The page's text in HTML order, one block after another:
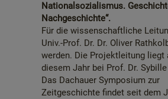
Nationalsozialismus.
Nachgeschichte“.
Für die wissenschaftliche
Univ.-Prof. Dr. Dr. Oliver
werden. Die Projektleitung liegt
diesem Jahr bei Prof. Dr.
Das Dachauer Symposium zur
Zeitgeschichte findet seit dem